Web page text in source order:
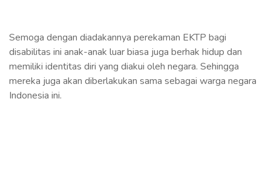
Semoga dengan diadakannya perekaman EKTP bagi
disabilitas ini anak-anak luar biasa juga berhak hidup dan
memiliki identitas diri yang diakui oleh negara. Sehingga
mereka juga akan diberlakukan sama sebagai warga negara
Indonesia ini.